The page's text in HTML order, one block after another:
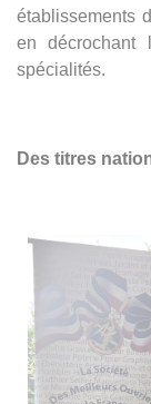
établissements
en décrochant
spécialités.
Des titres